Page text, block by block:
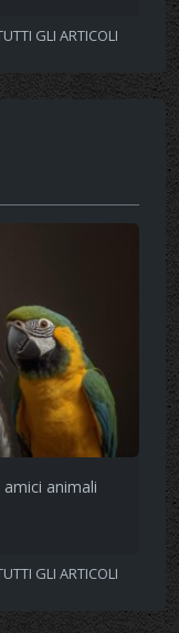
GLI ARTICOLI
animali
GLI ARTICOLI